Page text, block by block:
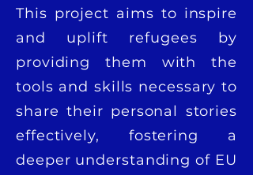
This project aims to inspire
and uplift refugees by
providing them with the
tools and skills necessary to
share their personal stories
effectively, fostering a
deeper understanding of EU